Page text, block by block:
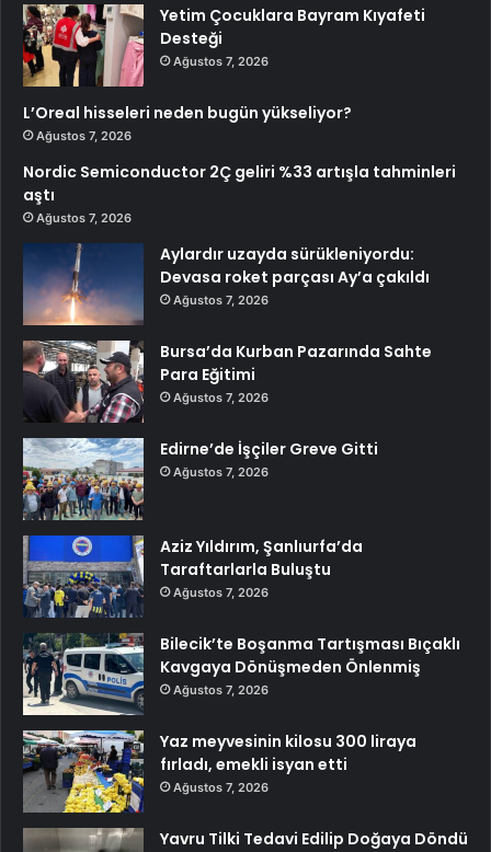
Yetim Çocuklara Bayram Kıyafeti
Desteği
Ağustos 7, 2026
L’Oreal hisseleri neden bugün yükseliyor?
Ağustos 7, 2026
Nordic Semiconductor 2Ç geliri %33 artışla tahminleri
aştı
Ağustos 7, 2026
Aylardır uzayda sürükleniyordu:
Devasa roket parçası Ay’a çakıldı
Ağustos 7, 2026
Bursa’da Kurban Pazarında Sahte
Para Eğitimi
Ağustos 7, 2026
Edirne’de İşçiler Greve Gitti
Ağustos 7, 2026
Aziz Yıldırım, Şanlıurfa’da
Taraftarlarla Buluştu
Ağustos 7, 2026
Bilecik’te Boşanma Tartışması Bıçaklı
Kavgaya Dönüşmeden Önlenmiş
Ağustos 7, 2026
Yaz meyvesinin kilosu 300 liraya
fırladı, emekli isyan etti
Ağustos 7, 2026
Yavru Tilki Tedavi Edilip Doğaya Döndü